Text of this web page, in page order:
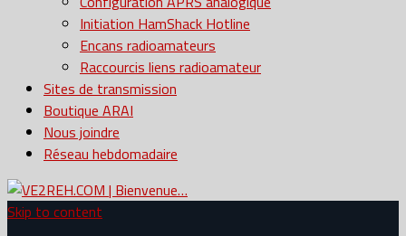
Initiation HamShack Hotline
Encans radioamateurs
Raccourcis liens radioamateur
Sites de transmission
Boutique ARAI
Nous joindre
Réseau hebdomadaire
Skip to content